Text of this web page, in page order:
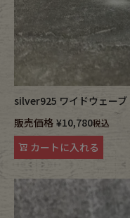
silver925 ワイドウェーブ
販売価格 ¥10,780税込
カートに入れる